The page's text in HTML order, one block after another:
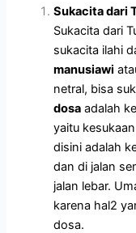
Sukacita dari
Sukacita dari
sukacita ilahi
manusiawi
netral, bisa
dosa adalah
yaitu
disini adalah
dan di jalan
jalan lebar.
karena hal2
dosa.